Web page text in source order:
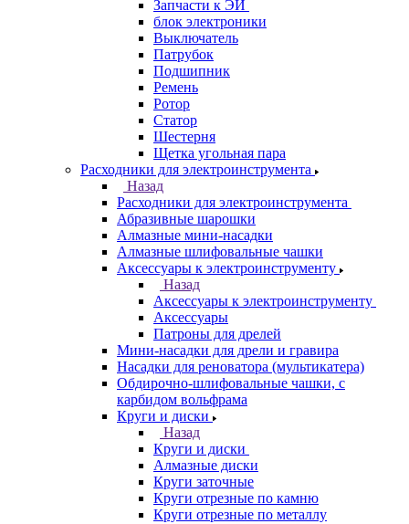
Запчасти к ЭИ
блок электроники
Выключатель
Патрубок
Подшипник
Ремень
Ротор
Статор
Шестерня
Щетка угольная пара
Расходники для электроинструмента
Назад
Расходники для электроинструмента
Абразивные шарошки
Алмазные мини-насадки
Алмазные шлифовальные чашки
Аксессуары к электроинструменту
Назад
Аксессуары к электроинструменту
Аксессуары
Патроны для дрелей
Мини-насадки для дрели и гравира
Насадки для реноватора (мультикатера)
Обдирочно-шлифовальные чашки, с
карбидом вольфрама
Круги и диски
Назад
Круги и диски
Алмазные диски
Круги заточные
Круги отрезные по камню
Круги отрезные по металлу